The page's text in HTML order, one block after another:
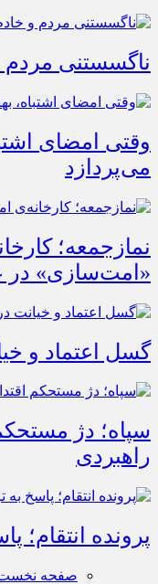
ناگسستنی مردم
وقتی امضای
می‌پردازد
نمازجمعه؛
«امت‌سازی» در
گسل اعتماد و
سپاه؛ دژ
راهبردی
پرونده انتقام؛
صفحه